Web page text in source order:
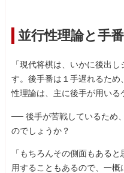
並行性理論と手番
「現代将棋は、いかに後出
す。後手番は１手遅れるた
性理論は、主に後手が用いる
── 後手が苦戦しているため
のでしょうか？
「もちろんその側面もある
用することもあるので、一